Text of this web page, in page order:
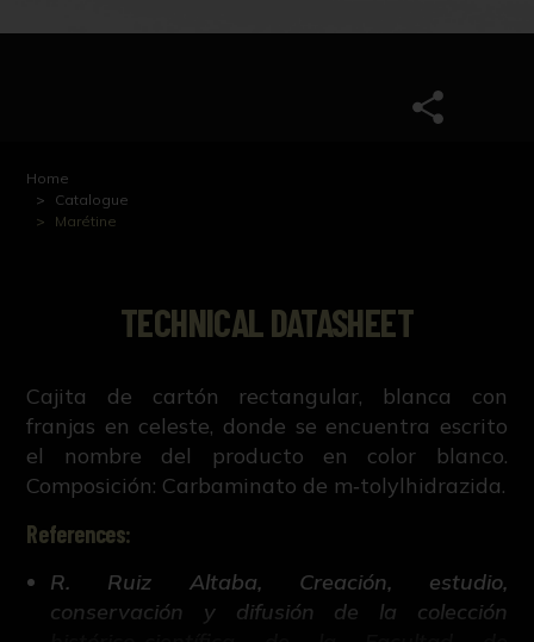
Home
Catalogue
Marétine
TECHNICAL DATASHEET
Cajita de cartón rectangular, blanca con
franjas en celeste, donde se encuentra escrito
el nombre del producto en color blanco.
Composición: Carbaminato de m‑tolylhidrazida.
References:
R. Ruiz Altaba, Creación, estudio,
conservación y difusión de la colección